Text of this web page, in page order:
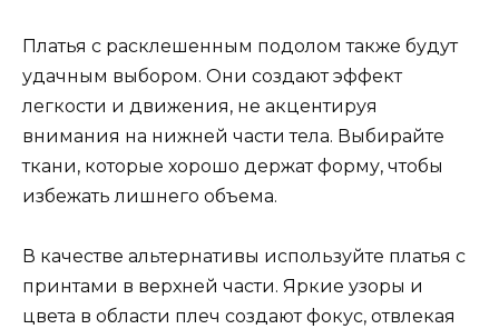
Платья с расклешенным подолом также будут
удачным выбором. Они создают эффект
легкости и движения, не акцентируя
внимания на нижней части тела. Выбирайте
ткани, которые хорошо держат форму, чтобы
избежать лишнего объема.
В качестве альтернативы используйте платья с
принтами в верхней части. Яркие узоры и
цвета в области плеч создают фокус, отвлекая